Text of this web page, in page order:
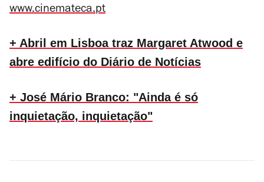
www.cinemateca.pt
+ Abril em Lisboa traz Margaret Atwood e
abre edifício do Diário de Notícias
+ José Mário Branco: "Ainda é só
inquietação, inquietação"